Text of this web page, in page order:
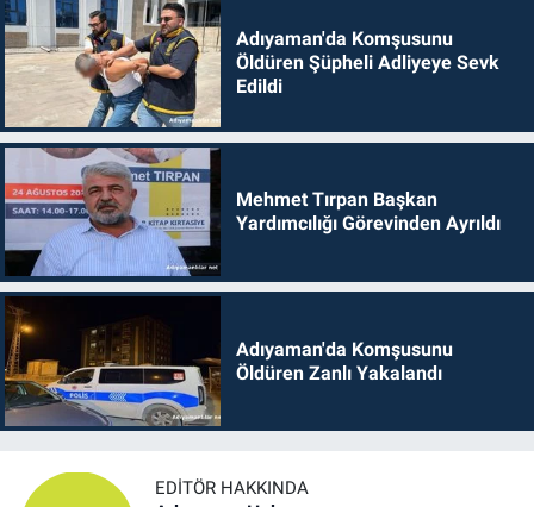
Adıyaman'da Komşusunu
Öldüren Şüpheli Adliyeye Sevk
Edildi
Mehmet Tırpan Başkan
Yardımcılığı Görevinden Ayrıldı
Adıyaman'da Komşusunu
Öldüren Zanlı Yakalandı
EDITÖR HAKKINDA